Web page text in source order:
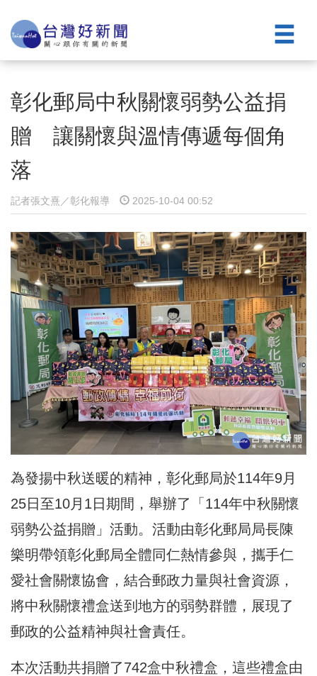
彰化郵局中秋關懷弱勢公益捐
贈 讓關懷與溫情傳遞每個角
落
記者張文熹／彰化報導 2025-10-04 00:52
為發揚中秋送暖的精神，彰化郵局於114年9月
25日至10月1日期間，舉辦了「114年中秋關懷
弱勢公益捐贈」活動。活動由彰化郵局局長陳
樂明帶領彰化郵局全體同仁熱情參與，攜手仁
愛社會關懷協會，結合郵政力量與社會資源，
將中秋關懷禮盒送到地方的弱勢群體，展現了
郵政的公益精神與社會責任。
本次活動共捐贈了742盒中秋禮盒，這些禮盒由